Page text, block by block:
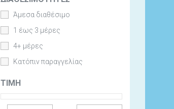
Άμεσα διαθέσιμο
1 έως 3 μέρες
4+ μέρες
Κατόπιν παραγγελίας
ΤΙΜΉ